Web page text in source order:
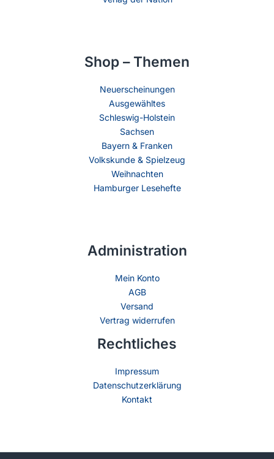
Shop – Themen
Neuerscheinungen
Ausgewähltes
Schleswig-Holstein
Sachsen
Bayern & Franken
Volkskunde & Spielzeug
Weihnachten
Hamburger Lesehefte
Administration
Mein Konto
AGB
Versand
Vertrag widerrufen
Rechtliches
Impressum
Datenschutzerklärung
Kontakt